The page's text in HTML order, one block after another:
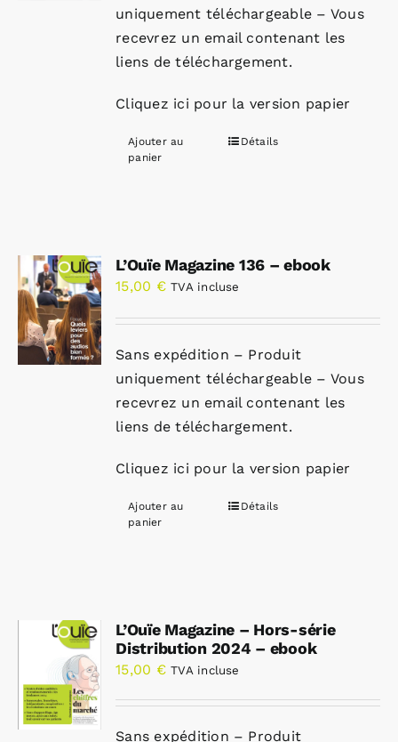
uniquement téléchargeable – Vous
recevrez un email contenant les
liens de téléchargement.
Cliquez ici pour la version papier
Ajouter au
panier
Détails
L’Ouïe Magazine 136 – ebook
15,00 € TVA incluse
Sans expédition – Produit
uniquement téléchargeable – Vous
recevrez un email contenant les
liens de téléchargement.
Cliquez ici pour la version papier
Ajouter au
panier
Détails
L’Ouïe Magazine – Hors-série
Distribution 2024 – ebook
15,00 € TVA incluse
Sans expédition – Produit